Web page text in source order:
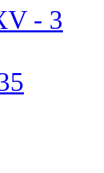
- 3